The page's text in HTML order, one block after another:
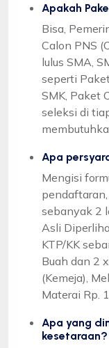
Apakah
Bisa,
Calon PNS
lulus SMA,
seperti
SMK, Paket
seleksi di
Apa
Mengisi
sebanyak 2
Asli
KTP/KK
Buah dan 2
(Kemeja),
Materai Rp.
Apa yang
kesetaraan?